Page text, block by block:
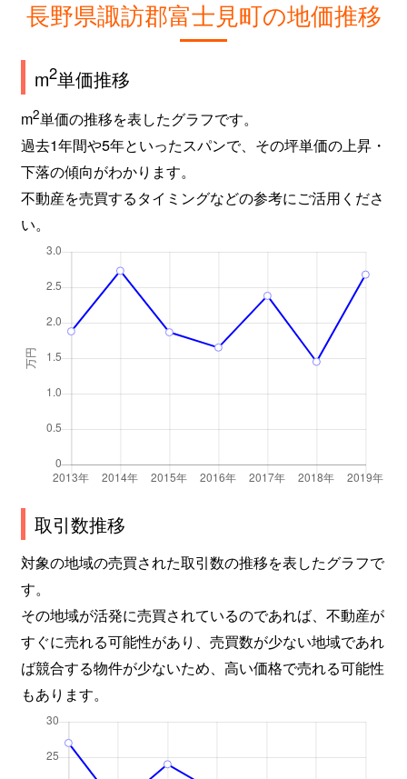
長野県諏訪郡富士見町の地価推移
m2単価推移
m2単価の推移を表したグラフです。
過去1年間や5年といったスパンで、その坪単価の上昇・
下落の傾向がわかります。
不動産を売買するタイミングなどの参考にご活用くださ
い。
取引数推移
対象の地域の売買された取引数の推移を表したグラフで
す。
その地域が活発に売買されているのであれば、不動産が
すぐに売れる可能性があり、売買数が少ない地域であれ
ば競合する物件が少ないため、高い価格で売れる可能性
もあります。